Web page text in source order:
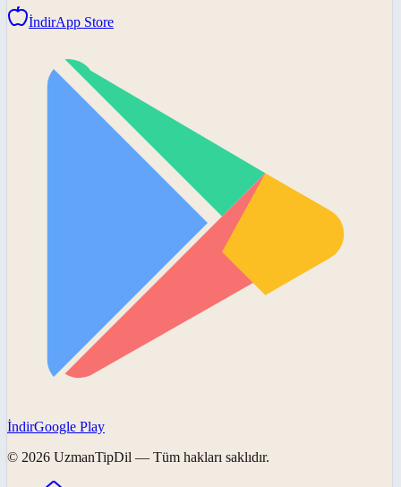
İndirApp Store
İndirGoogle Play
© 2026 UzmanTipDil — Tüm hakları saklıdır.